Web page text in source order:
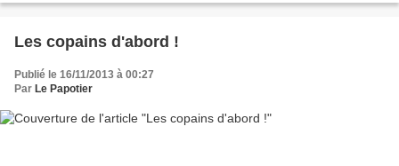
Les copains d'abord !
Publié le 16/11/2013 à 00:27
Par Le Papotier